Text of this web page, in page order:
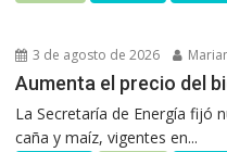
3 de agosto de 2026
Aumenta el precio del
La Secretaría de Energía fijó
caña y maíz, vigentes en...